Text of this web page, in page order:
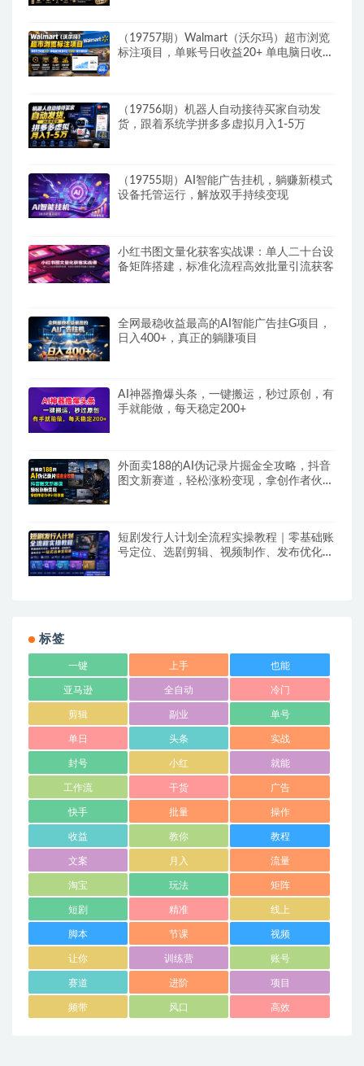
（19757期）Walmart（沃尔玛）超市浏览
标注项目，单账号日收益20+ 单电脑日收益
（19756期）机器人自动接待买家自动发
货，跟着系统学拼多多虚拟月入1-5万
（19755期）AI智能广告挂机，躺赚新模式
设备托管运行，解放双手持续变现
小红书图文量化获客实战课：单人二十台设
备矩阵搭建，标准化流程高效批量引流获客
全网最稳收益最高的AI智能广告挂G项目，
日入400+，真正的躺賺项目
AI神器撸爆头条，一键搬运，秒过原创，有
手就能做，每天稳定200+
外面卖188的AI伪记录片掘金全攻略，抖音
图文新赛道，轻松涨粉变现，拿创作者伙伴
短剧发行人计划全流程实操教程｜零基础账
号定位、选剧剪辑、视频制作、发布优化一
标签
一键 上手 也能
亚马逊 全自动 冷门
剪辑 副业 单号
单日 头条 实战
封号 小红 就能
工作流 干货 广告
快手 批量 操作
收益 教你 教程
文案 月入 流量
淘宝 玩法 矩阵
短剧 精准 线上
脚本 节课 视频
让你 训练营 账号
赛道 进阶 项目
频带 风口 高效